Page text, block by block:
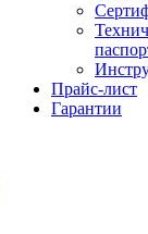
Прайс-лист
Гарантии